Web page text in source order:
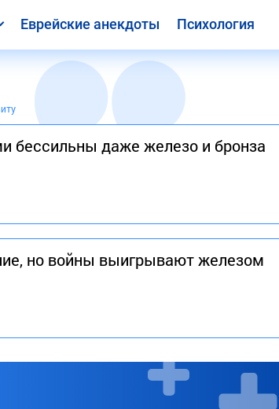
Еврейские анекдоты Психология
бессильны даже железо и бронза
но войны выигрывают железом